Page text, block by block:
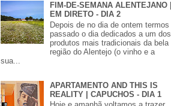
FIM-DE-SEMANA ALENTEJANO |
EM DIRETO - DIA 2
Depois de no dia de ontem termos
passado o dia dedicados a um dos
produtos mais tradicionais da bela
região do Alentejo (o vinho e a
sua...
APARTAMENTO AND THIS IS
REALITY | CAPUCHOS - DIA 1